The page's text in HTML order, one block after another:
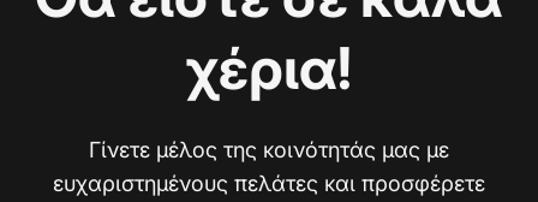
χέρια!
Γίνετε μέλος της κοινότητάς μας με
ευχαριστημένους πελάτες και προσφέρετε